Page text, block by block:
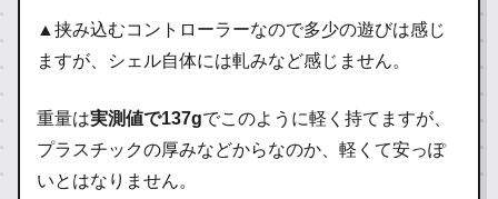
▲挟み込むコントローラーなので多少の遊びは感じ
ますが、シェル自体には軋みなど感じません。
重量は実測値で137gでこのように軽く持てますが、
プラスチックの厚みなどからなのか、軽くて安っぽ
いとはなりません。